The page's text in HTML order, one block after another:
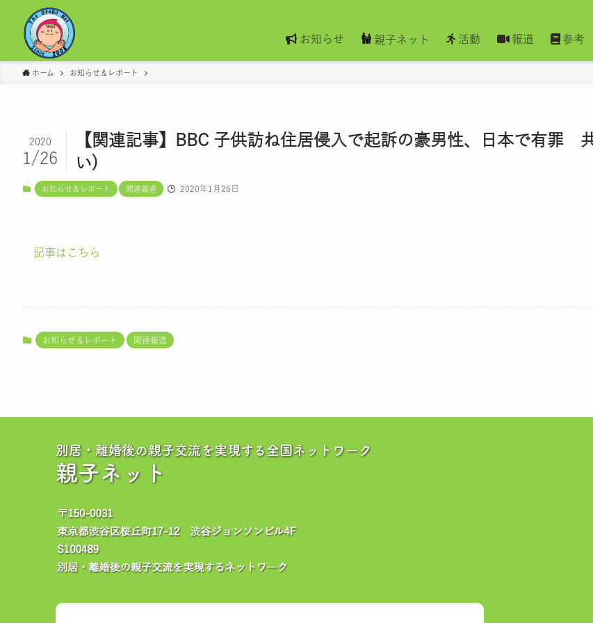
お知らせ 親子ネット 活動 報道 参考
ホーム お知らせ＆レポート
【関連記事】BBC 子供訪ね住居侵入で起訴の豪男性、日本で有罪
い)
2020
1/26
お知らせ＆レポート 関連報道 2020年1月26日
記事はこちら
お知らせ＆レポート 関連報道
別居・離婚後の親子交流を実現する全国ネットワーク
親子ネット